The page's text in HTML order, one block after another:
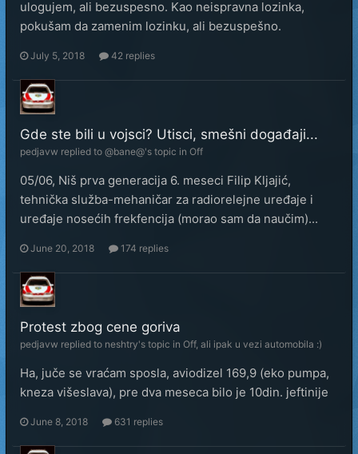
ulogujem, ali bezuspesno. Kao neispravna lozinka,
pokušam da zamenim lozinku, ali bezuspešno.
July 5, 2018 42 replies
Gde ste bili u vojsci? Utisci, smešni događaji...
pedjavw replied to @bane@'s topic in Off
05/06, Niš prva generacija 6. meseci Filip Kljajić,
tehnička služba-mehaničar za radiorelejne uređaje i
uređaje nosećih frekfencija (morao sam da naučim)...
June 20, 2018 174 replies
Protest zbog cene goriva
pedjavw replied to neshtry's topic in Off, ali ipak u vezi automobila :)
Ha, juče se vraćam sposla, aviodizel 169,9 (eko pumpa,
kneza višeslava), pre dva meseca bilo je 10din. jeftinije
June 8, 2018 631 replies